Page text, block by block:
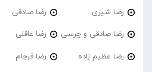
رضا شیری رضا صادقی
رضا صادقی و چرسی رضا عاقلی
رضا عظیم زاده رضا فرجام